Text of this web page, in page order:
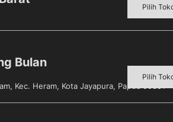
Pilih toko untuk melihat harga
Pilih
Bulan
Kec. Heram, Kota Jayapura, Papua 99351
Pilih